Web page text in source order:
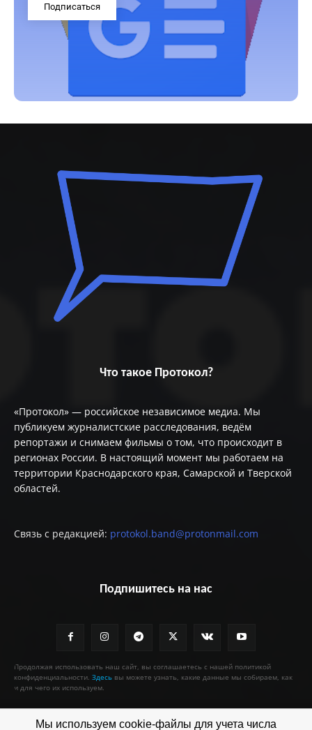
Подписаться
Что такое Протокол?
«Протокол» — российское независимое медиа. Мы
публикуем журналистские расследования, ведём
репортажи и снимаем фильмы о том, что происходит в
регионах России. В настоящий момент мы работаем на
территории Краснодарского края, Самарской и Тверской
областей.
Связь с редакцией: protokol.band@protonmail.com
Подпишитесь на нас
Продолжая использовать наш сайт, вы соглашаетесь с нашей политикой
конфиденциальности. Здесь вы можете узнать, какие данные мы собираем, как
и для чего их используем.
Мы используем cookie-файлы для учета числа